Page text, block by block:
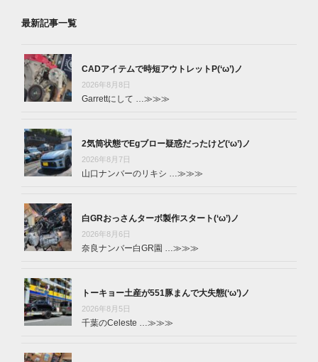
最新記事一覧
CADアイテムで時短アウトレットP(‘ω’)ノ
2026年8月8日
Garrettにして …≫≫≫
2気筒状態でEgブロー疑惑だったけど(‘ω’)ノ
2026年8月7日
山口ナンバーのリキシ …≫≫≫
白GRおっさんターボ製作スタート(‘ω’)ノ
2026年8月6日
奈良ナンバー白GR園 …≫≫≫
トーキョー土産が551豚まんで大失態(‘ω’)ノ
2026年8月5日
千葉のCeleste …≫≫≫